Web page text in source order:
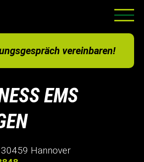
vereinbaren!
EMS
Hannover